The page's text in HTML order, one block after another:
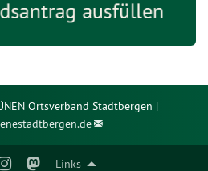
Links
Ortsverband Stadtbergen |